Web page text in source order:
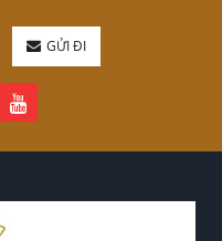
GỬI ĐI